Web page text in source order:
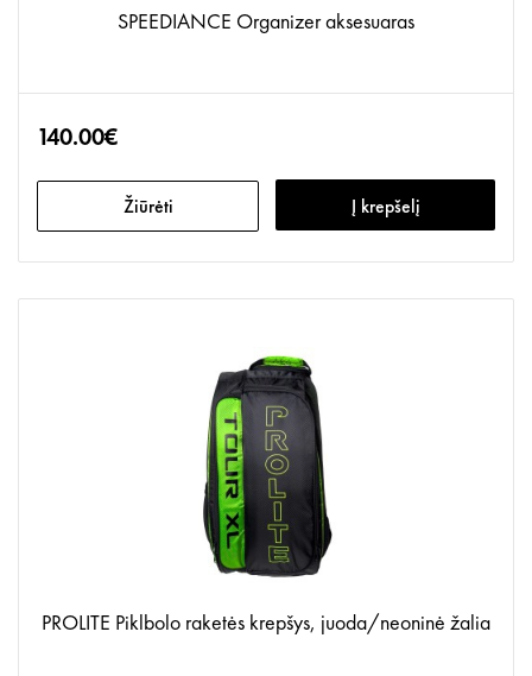
SPEEDIANCE Organizer aksesuaras
140.00€
Žiūrėti Į krepšelį
PROLITE Piklbolo raketės krepšys, juoda/neoninė žalia